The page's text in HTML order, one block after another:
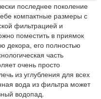
последнее поколение
компактные размеры с
фильтрацией и
поместить в приямок
декора, его полностью
часть
очень просто
из углубления для всех
вода из фильтра может
водопад.